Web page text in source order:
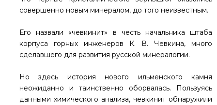
совершенно новым минералом, до того неизвестным.
Его назвали «чевкинит» в честь начальника штаба
корпуса горных инженеров К. В. Чевкина, много
сделавшего для развития русской минералогии.
Но здесь история нового ильменского камня
неожиданно и таинственно оборвалась. Пользуясь
данными химического анализа, чевкинит обнаружили